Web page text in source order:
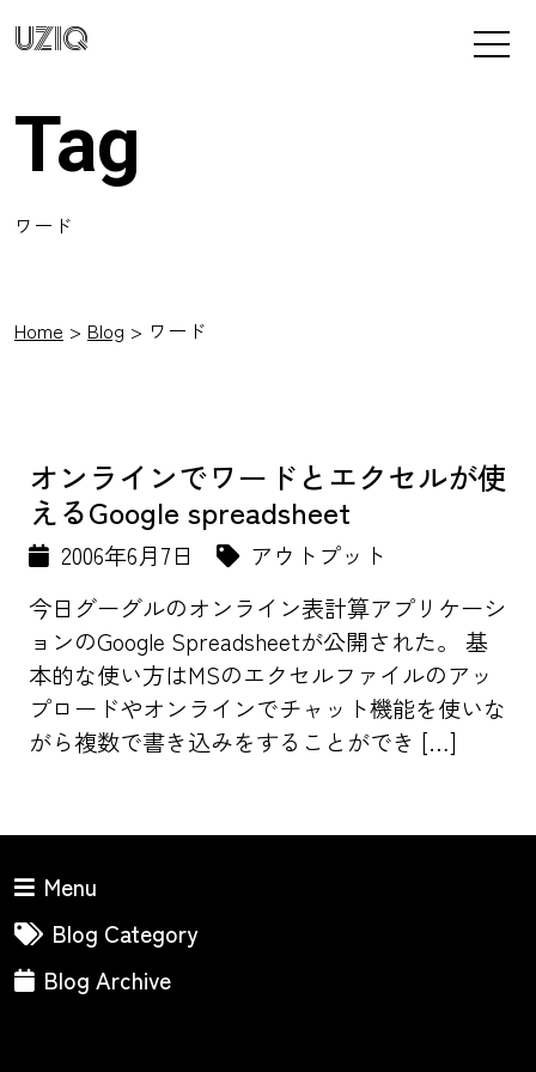
UZIQ
Tag
ワード
Home Blog ワード
オンラインでワードとエクセルが使
えるGoogle spreadsheet
2006年6月7日
アウトプット
今日グーグルのオンライン表計算アプリケーシ
ョンのGoogle Spreadsheetが公開された。 基
本的な使い方はMSのエクセルファイルのアッ
プロードやオンラインでチャット機能を使いな
がら複数で書き込みをすることができ […]
Menu
Blog Category
Blog Archive